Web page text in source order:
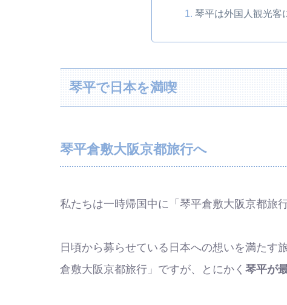
琴平は外国人観光客
琴平で日本を満喫
琴平倉敷大阪京都旅行へ
私たちは一時帰国中に「琴平倉敷大阪京都旅
日頃から募らせている日本への想いを満たす
倉敷大阪京都旅行」ですが、とにかく 琴平が